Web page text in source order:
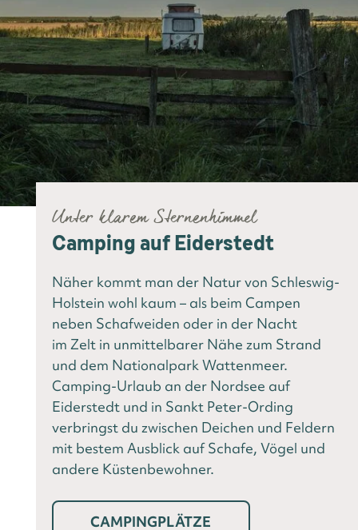
Unter klarem Sternenhimmel
Camping auf Eiderstedt
Näher kommt man der Natur von Schleswig-
Holstein wohl kaum – als beim Campen
neben Schafweiden oder in der Nacht
im Zelt in unmittelbarer Nähe zum Strand
und dem Nationalpark Wattenmeer.
Camping-Urlaub an der Nordsee auf
Eiderstedt und in Sankt Peter-Ording
verbringst du zwischen Deichen und Feldern
mit bestem Ausblick auf Schafe, Vögel und
andere Küstenbewohner.
CAMPINGPLÄTZE